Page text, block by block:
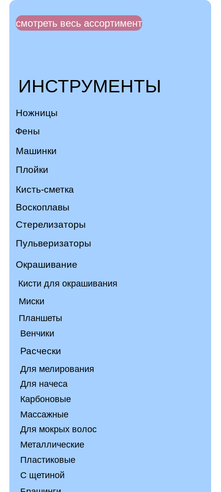
каталог
Ножницы
Машинки
Плойки
Кисть-сметка
Стерелизаторы
Пульверизаторы
Окрашивание
Кисти для окрашивания
Планшеты
Венчики
Для мокрых волос
Массажные
Для начеса
Для мелирования
Металлические
С щетиной
Брашинги
Масла
Уход
Маски
Кондиционеры
Шампуни
КОСМЕТИКА
смотреть весь ассортимент